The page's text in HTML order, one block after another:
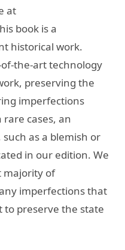
at
book is a
historical work.
the-art technology
preserving the
imperfections
cases, an
as a blemish or
in our edition. We
majority of
imperfections that
preserve the state